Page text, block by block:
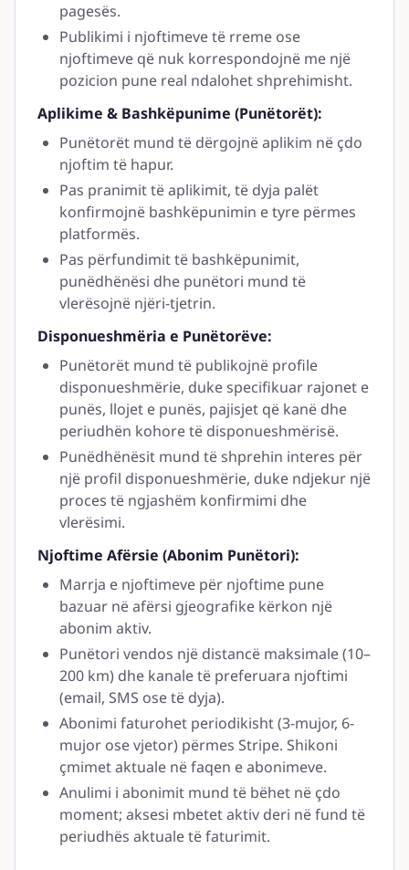
pagesës.
Publikimi i njoftimeve të rreme ose
njoftimeve që nuk korrespondojnë me një
pozicion pune real ndalohet shprehimisht.
Aplikime & Bashkëpunime (Punëtorët):
Punëtorët mund të dërgojnë aplikim në çdo
njoftim të hapur.
Pas pranimit të aplikimit, të dyja palët
konfirmojnë bashkëpunimin e tyre përmes
platformës.
Pas përfundimit të bashkëpunimit,
punëdhënësi dhe punëtori mund të
vlerësojnë njëri-tjetrin.
Disponueshmëria e Punëtorëve:
Punëtorët mund të publikojnë profile
disponueshmërie, duke specifikuar rajonet e
punës, llojet e punës, pajisjet që kanë dhe
periudhën kohore të disponueshmërisë.
Punëdhënësit mund të shprehin interes për
një profil disponueshmërie, duke ndjekur një
proces të ngjashëm konfirmimi dhe
vlerësimi.
Njoftime Afërsie (Abonim Punëtori):
Marrja e njoftimeve për njoftime pune
bazuar në afërsi gjeografike kërkon një
abonim aktiv.
Punëtori vendos një distancë maksimale (10–
200 km) dhe kanale të preferuara njoftimi
(email, SMS ose të dyja).
Abonimi faturohet periodikisht (3-mujor, 6-
mujor ose vjetor) përmes Stripe. Shikoni
çmimet aktuale në faqen e abonimeve.
Anulimi i abonimit mund të bëhet në çdo
moment; aksesi mbetet aktiv deri në fund të
periudhës aktuale të faturimit.